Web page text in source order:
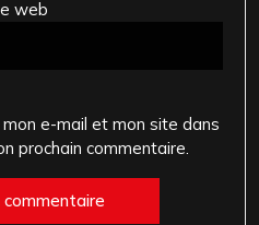
web
e-mail et mon site dans
prochain commentaire.